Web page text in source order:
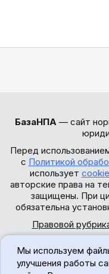
БазаНПА — сайт
Перед
с Политикой
использует
авторские права на
защищены. При
обязательна
Правовой
Мы используем
улучшения работы